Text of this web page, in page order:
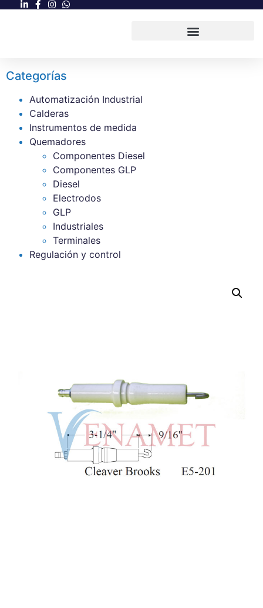
Categorías
Automatización Industrial
Calderas
Instrumentos de medida
Quemadores
Componentes Diesel
Componentes GLP
Diesel
Electrodos
GLP
Industriales
Terminales
Regulación y control